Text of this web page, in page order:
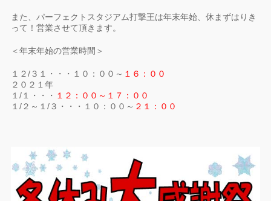
また、パーフェクトスタジアム打撃王は年末年始、休まずはりき
って！営業させて頂きます。
＜年末年始の営業時間＞
１２/３１・・・１０：００～ １６：００
２０２１年
１/１・・・ １２：００～１７：００
１/２～１/３・・・１０：００～ ２１：００